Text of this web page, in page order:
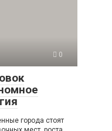
0
города стоят